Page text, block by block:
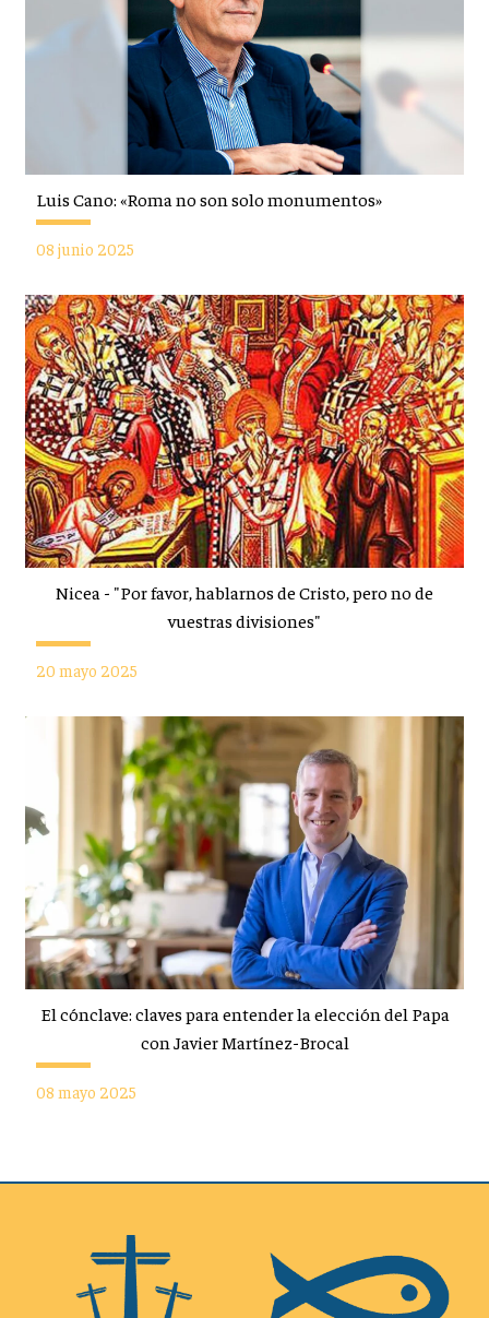
Luis Cano: «Roma no son solo monumentos»
08 junio 2025
Nicea - "Por favor, hablarnos de Cristo, pero no de
vuestras divisiones"
20 mayo 2025
El cónclave: claves para entender la elección del Papa
con Javier Martínez-Brocal
08 mayo 2025